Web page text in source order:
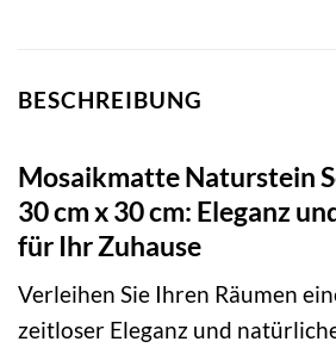
BESCHREIBUNG
Mosaikmatte Naturstein
30 cm x 30 cm: Eleganz
für Ihr Zuhause
Verleihen Sie Ihren Räumen
zeitloser Eleganz und